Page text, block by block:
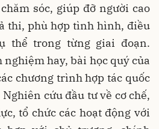
sóc, giúp đỡ người cao
thi, phù hợp tình hình, điều
thể trong từng giai đoạn.
hay, bài học quý của
chương trình hợp tác quốc
cứu đầu tư về cơ chế,
tổ chức các hoạt động với